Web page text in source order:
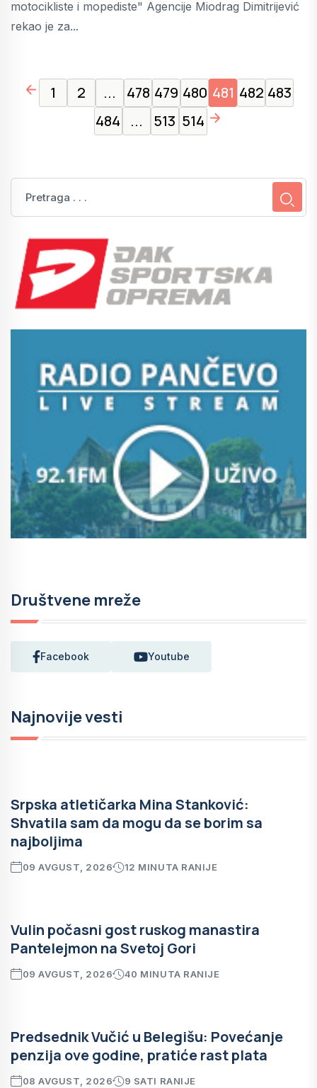
motocikliste i mopediste" Agencije Miodrag Dimitrijević
rekao je za...
page left arrow
1 2 ... 478 479 480 481 482 483
484
... 513 514
Društvene mreže
Facebook Youtube
Najnovije vesti
Srpska atletičarka Mina Stanković:
Shvatila sam da mogu da se borim sa
najboljima
09 AVGUST, 2026 12 MINUTA RANIJE
Vulin počasni gost ruskog manastira
Pantelejmon na Svetoj Gori
09 AVGUST, 2026 40 MINUTA RANIJE
Predsednik Vučić u Belegišu: Povećanje
penzija ove godine, pratiće rast plata
08 AVGUST, 2026 9 SATI RANIJE